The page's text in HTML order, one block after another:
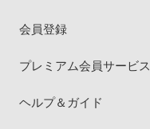
会員登録
プレミアム会員サービス
ヘルプ＆ガイド